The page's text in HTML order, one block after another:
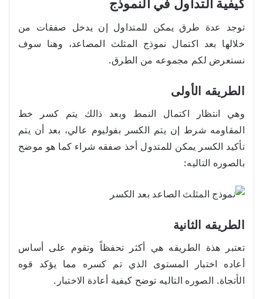
كيفية التداول في النموذج
توجد عدة طرق يمكن للمتداول إن يدخل صفقات من
خلالها بعد اكتمال نموذج المثلث المصاعد، وهنا سوف
نستعرض لكم مجموعه من الطرق.
الطريقه الأولى
وهي انتظار اكتمال النمط وبعد ذالك يتم كسر خط
المقاومه شرط إن يتم الكسر بفوليوم عالي، بعد أن يتم
تأكيد الكسر يمكن للمتدول أخذ صفقه شراء كما هو موضح
بالصوره التاليه:
الطريقه الثانية
تعتبر هذة الطريقه هي أكثر تحفظاً وتقوم على أساس
أعاده اختبار المستوى الذي تم كسره مما يؤكد قوه
الأتجاة. الصوره التاليه توضح كيفية أعادة الاختبار.